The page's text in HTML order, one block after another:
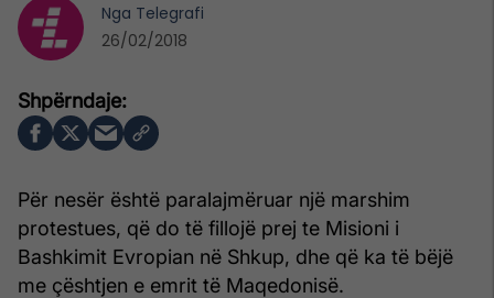
Për nesër është paralajmëruar një marshim
protestues, që do të fillojë prej te Misioni i
Bashkimit Evropian në Shkup, dhe që ka të bëjë
me çështjen e emrit të Maqedonisë.
Nga Telegrafi
26/02/2018